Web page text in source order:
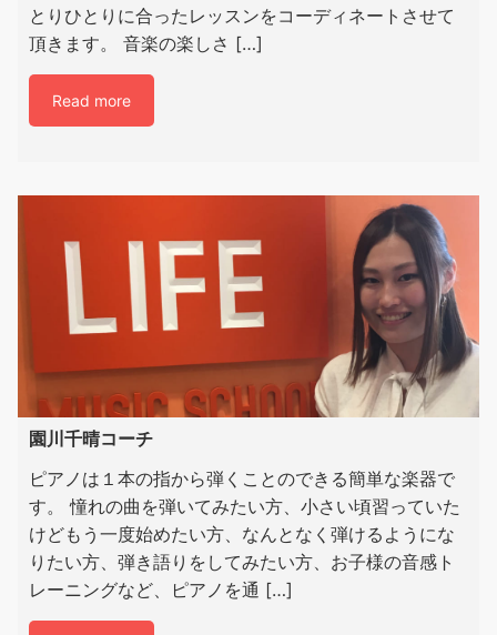
とりひとりに合ったレッスンをコーディネートさせて
頂きます。 音楽の楽しさ […]
Read more
園川千晴コーチ
ピアノは１本の指から弾くことのできる簡単な楽器で
す。 憧れの曲を弾いてみたい方、小さい頃習っていた
けどもう一度始めたい方、なんとなく弾けるようにな
りたい方、弾き語りをしてみたい方、お子様の音感ト
レーニングなど、ピアノを通 […]